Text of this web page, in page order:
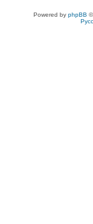
Powered by phpBB